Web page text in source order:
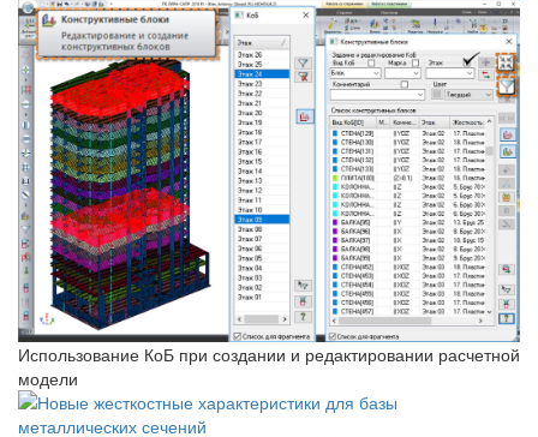
Использование КоБ при создании и редактировании расчетной
модели